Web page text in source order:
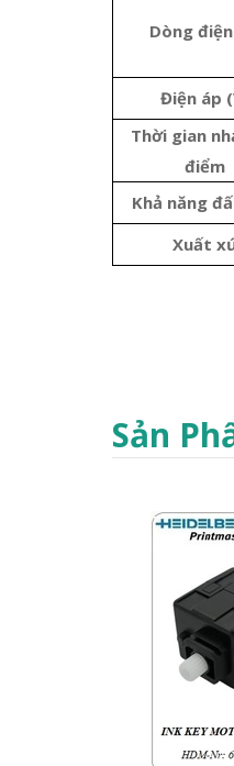
Dòng
Điện áp
Thời gian
điểm
Khả năng
Xuất
Sản